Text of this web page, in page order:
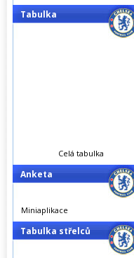
Tabulka
Celá tabulka
Anketa
Miniaplikace
Tabulka střelců